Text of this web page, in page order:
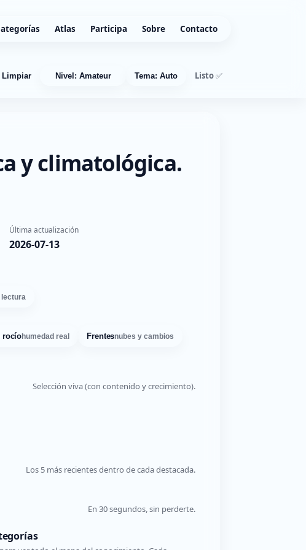
Atlas Participa Sobre Contacto
Limpiar Nivel: Amateur Tema: Auto Listo ✅
y climatológica.
Última actualización
2026-07-13
rocíohumedad real Frentesnubes y cambios
Selección viva (con contenido y crecimiento).
Los 5 más recientes dentro de cada destacada.
En 30 segundos, sin perderte.